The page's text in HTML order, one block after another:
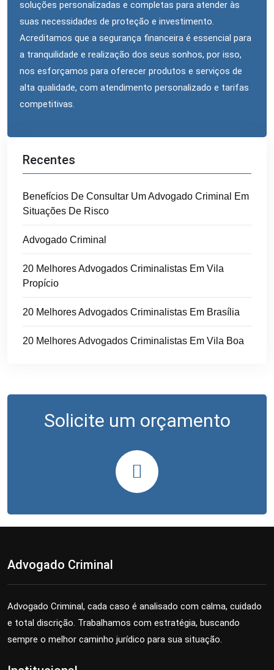
soluções personalizadas e completas para atender às
suas necessidades de proteção e investimento.
Acreditamos que a segurança financeira é essencial para
a tranquilidade e realização dos seus sonhos, por isso,
nos esforçamos para oferecer produtos e serviços de
alta qualidade, com atendimento personalizado e tarifas
competitivas.
Recentes
Benefícios De Consultar Um Advogado Criminal Em
Situações De Risco
Advogado Criminal
20 Melhores Advogados Criminalistas Em Vila
Propício
20 Melhores Advogados Criminalistas Em Brasília
20 Melhores Advogados Criminalistas Em Vila Boa
Solicite um orçamento
Advogado Criminal
Advogado Criminal, cada caso é analisado com calma, cuidado
e total discrição. Trabalhamos com estratégia, buscando
sempre o melhor caminho jurídico para sua situação.